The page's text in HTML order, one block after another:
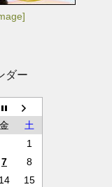
ダー
金
土
1
7
8
14
15